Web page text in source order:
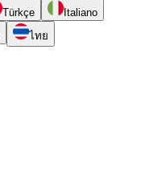
Türkçe
Italiano
ไทย